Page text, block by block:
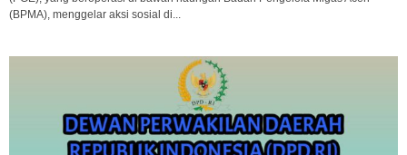
(BPMA), menggelar aksi sosial di...